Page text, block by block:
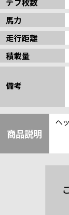
馬力
走行距離
積載量
備考
商品説明
ヘ